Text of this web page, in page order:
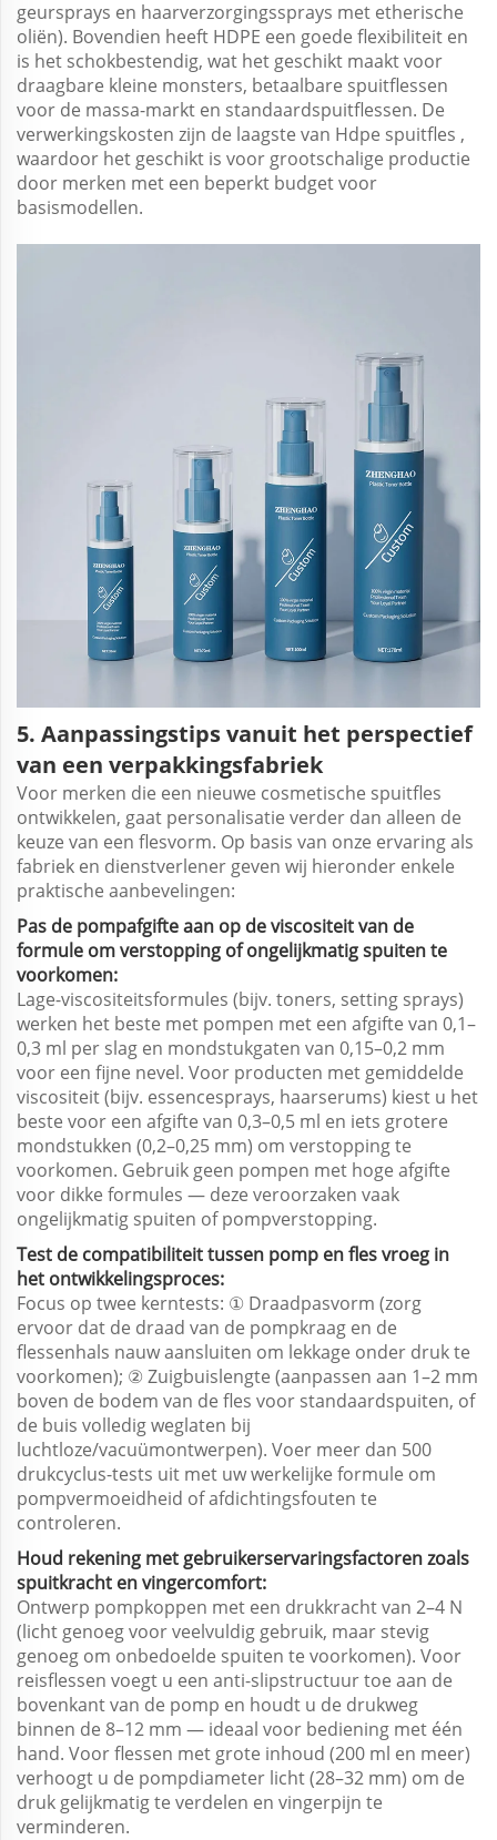
geursprays en haarverzorgingssprays met etherische
oliën). Bovendien heeft HDPE een goede flexibiliteit en
is het schokbestendig, wat het geschikt maakt voor
draagbare kleine monsters, betaalbare spuitflessen
voor de massa-markt en standaardspuitflessen. De
verwerkingskosten zijn de laagste van Hdpe spuitfles ,
waardoor het geschikt is voor grootschalige productie
door merken met een beperkt budget voor
basismodellen.
5. Aanpassingstips vanuit het perspectief
van een verpakkingsfabriek
Voor merken die een nieuwe cosmetische spuitfles
ontwikkelen, gaat personalisatie verder dan alleen de
keuze van een flesvorm. Op basis van onze ervaring als
fabriek en dienstverlener geven wij hieronder enkele
praktische aanbevelingen:
Pas de pompafgifte aan op de viscositeit van de
formule om verstopping of ongelijkmatig spuiten te
voorkomen:
Lage-viscositeitsformules (bijv. toners, setting sprays)
werken het beste met pompen met een afgifte van 0,1–
0,3 ml per slag en mondstukgaten van 0,15–0,2 mm
voor een fijne nevel. Voor producten met gemiddelde
viscositeit (bijv. essencesprays, haarserums) kiest u het
beste voor een afgifte van 0,3–0,5 ml en iets grotere
mondstukken (0,2–0,25 mm) om verstopping te
voorkomen. Gebruik geen pompen met hoge afgifte
voor dikke formules — deze veroorzaken vaak
ongelijkmatig spuiten of pompverstopping.
Test de compatibiliteit tussen pomp en fles vroeg in
het ontwikkelingsproces:
Focus op twee kerntests: ① Draadpasvorm (zorg
ervoor dat de draad van de pompkraag en de
flessenhals nauw aansluiten om lekkage onder druk te
voorkomen); ② Zuigbuislengte (aanpassen aan 1–2 mm
boven de bodem van de fles voor standaardspuiten, of
de buis volledig weglaten bij
luchtloze/vacuümontwerpen). Voer meer dan 500
drukcyclus-tests uit met uw werkelijke formule om
pompvermoeidheid of afdichtingsfouten te
controleren.
Houd rekening met gebruikerservaringsfactoren zoals
spuitkracht en vingercomfort:
Ontwerp pompkoppen met een drukkracht van 2–4 N
(licht genoeg voor veelvuldig gebruik, maar stevig
genoeg om onbedoelde spuiten te voorkomen). Voor
reisflessen voegt u een anti-slipstructuur toe aan de
bovenkant van de pomp en houdt u de drukweg
binnen de 8–12 mm — ideaal voor bediening met één
hand. Voor flessen met grote inhoud (200 ml en meer)
verhoogt u de pompdiameter licht (28–32 mm) om de
druk gelijkmatig te verdelen en vingerpijn te
verminderen.